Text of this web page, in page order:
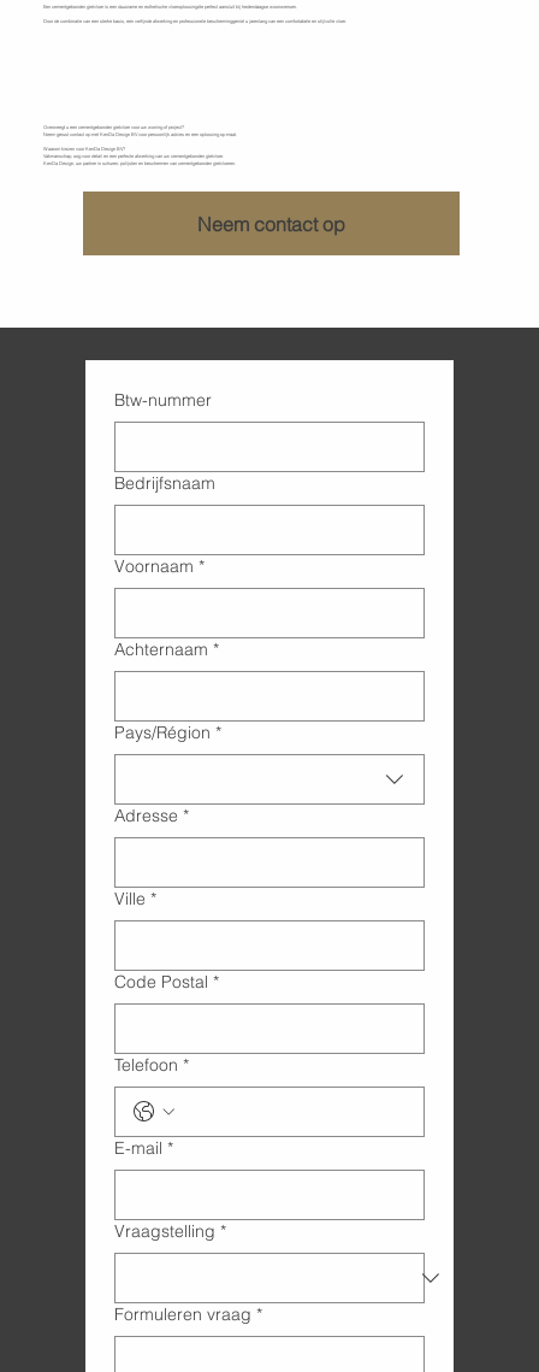
Een cementgebonden gietvloer is een duurzame en esthetische vloeroplossingdie perfect aansluit bij hedendaagse woonwensen.
Door de combinatie van een sterke basis, een verfijnde afwerking en professionele bescherminggeniet u jarenlang van een comfortabele en stijlvolle vloer.
Overweegt u een cementgebonden gietvloer voor uw woning of project?
Neem gerust contact op met KenDa Design BV voor persoonlijk advies en een oplossing op maat.
Waarom kiezen voor KenDa Design BV?
Vakmanschap, oog voor detail en een perfecte afwerking van uw cementgebonden gietvloer.
KenDa Design, uw partner in schuren, polijsten en beschermen van cementgebonden gietvloeren.
Neem contact op
Btw-nummer
Bedrijfsnaam
Voornaam *
Achternaam *
Adres met meerdere regels
Pays/Région *
Adresse *
Ville *
Code Postal *
Telefoon *
E-mail *
Vraagstelling *
Formuleren vraag *